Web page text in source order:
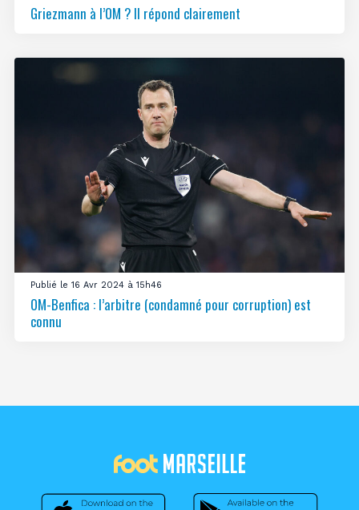
Griezmann à l’OM ? Il répond clairement
Publié le 16 Avr 2024 à 15h46
OM-Benfica : l’arbitre (condamné pour corruption) est
connu